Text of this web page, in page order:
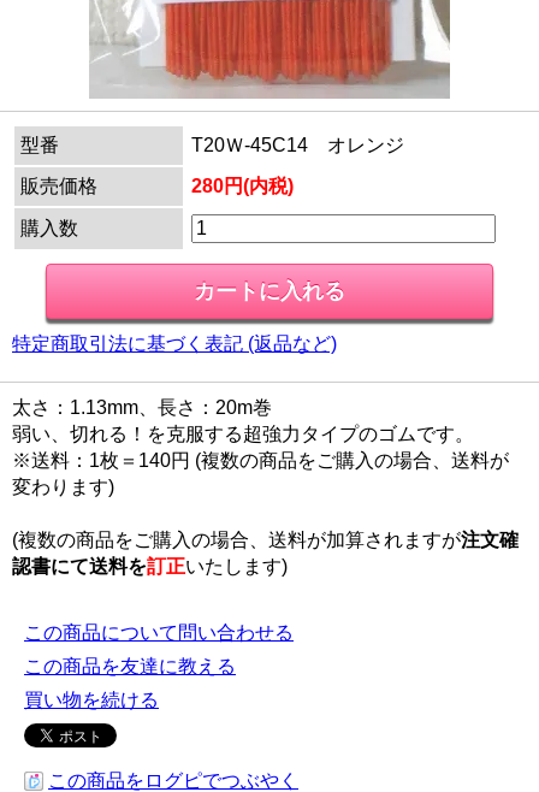
型番
T20Ｗ-45C14 オレンジ
販売価格
280円(内税)
購入数
特定商取引法に基づく表記 (返品など)
太さ：1.13mm、長さ：20m巻
弱い、切れる！を克服する超強力タイプのゴムです。
※送料：1枚＝140円 (複数の商品をご購入の場合、送料が
変わります)
(複数の商品をご購入の場合、送料が加算されますが注文確
認書にて送料を訂正いたします)
この商品について問い合わせる
この商品を友達に教える
買い物を続ける
この商品をログピでつぶやく